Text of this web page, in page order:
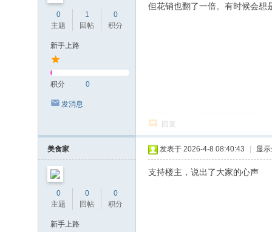
0
主题
1
回帖
0
积分
新手上路
积分 0
发消息
但花销也翻了一倍。有时候会想
回复
美食家
0
主题
0
回帖
0
积分
新手上路
发表于 2026-4-8 08:40:43 显
支持楼主，说出了大家的心声